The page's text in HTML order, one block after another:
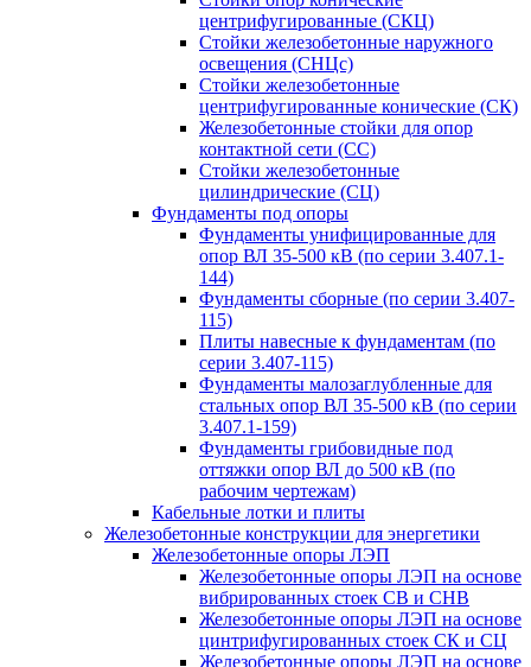
центрифугированные (СКЦ)
Стойки железобетонные наружного
освещения (СНЦс)
Стойки железобетонные
центрифугированные конические (СК)
Железобетонные стойки для опор
контактной сети (СС)
Стойки железобетонные
цилиндрические (СЦ)
Фундаменты под опоры
Фундаменты унифицированные для
опор ВЛ 35-500 кВ (по серии 3.407.1-
144)
Фундаменты сборные (по серии 3.407-
115)
Плиты навесные к фундаментам (по
серии 3.407-115)
Фундаменты малозаглубленные для
стальных опор ВЛ 35-500 кВ (по серии
3.407.1-159)
Фундаменты грибовидные под
оттяжки опор ВЛ до 500 кВ (по
рабочим чертежам)
Кабельные лотки и плиты
Железобетонные конструкции для энергетики
Железобетонные опоры ЛЭП
Железобетонные опоры ЛЭП на основе
вибрированных стоек СВ и СНВ
Железобетонные опоры ЛЭП на основе
цинтрифугированных стоек СК и СЦ
Железобетонные опоры ЛЭП на основе